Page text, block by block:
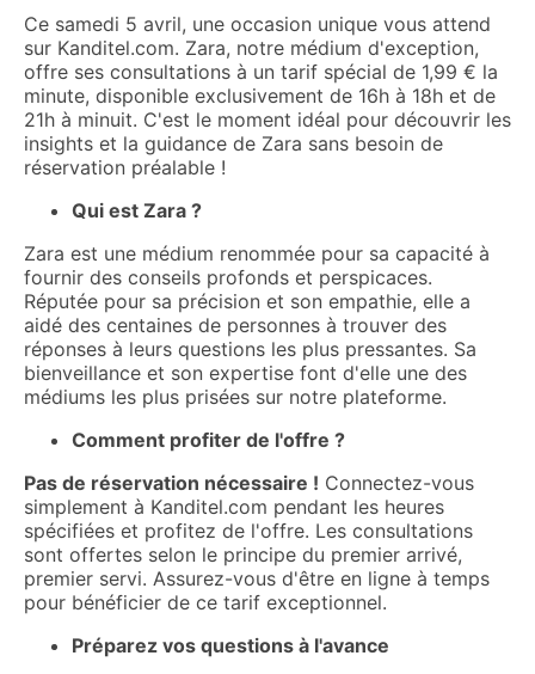
Ce samedi 5 avril, une occasion unique vous attend
sur Kanditel.com. Zara, notre médium d'exception,
offre ses consultations à un tarif spécial de 1,99 € la
minute, disponible exclusivement de 16h à 18h et de
21h à minuit. C'est le moment idéal pour découvrir les
insights et la guidance de Zara sans besoin de
réservation préalable !
Qui est Zara ?
Zara est une médium renommée pour sa capacité à
fournir des conseils profonds et perspicaces.
Réputée pour sa précision et son empathie, elle a
aidé des centaines de personnes à trouver des
réponses à leurs questions les plus pressantes. Sa
bienveillance et son expertise font d'elle une des
médiums les plus prisées sur notre plateforme.
Comment profiter de l'offre ?
Pas de réservation nécessaire ! Connectez-vous
simplement à Kanditel.com pendant les heures
spécifiées et profitez de l'offre. Les consultations
sont offertes selon le principe du premier arrivé,
premier servi. Assurez-vous d'être en ligne à temps
pour bénéficier de ce tarif exceptionnel.
Préparez vos questions à l'avance